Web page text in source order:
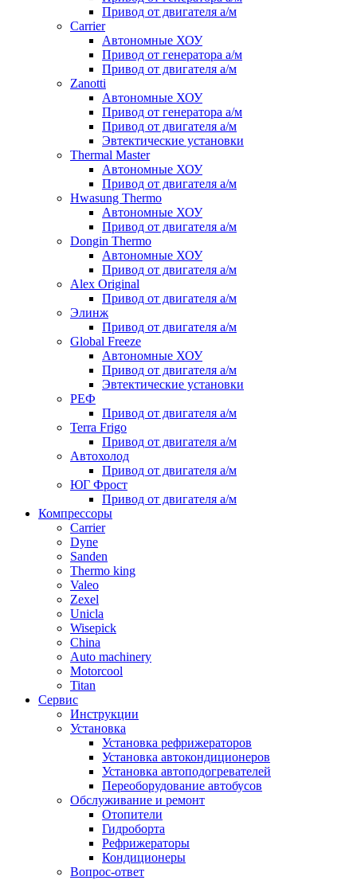
Привод от двигателя а/м
Carrier
Автономные ХОУ
Привод от генератора а/м
Привод от двигателя а/м
Zanotti
Автономные ХОУ
Привод от генератора а/м
Привод от двигателя а/м
Эвтектические установки
Thermal Master
Автономные ХОУ
Привод от двигателя а/м
Hwasung Thermo
Автономные ХОУ
Привод от двигателя а/м
Dongin Thermo
Автономные ХОУ
Привод от двигателя а/м
Alex Original
Привод от двигателя а/м
Элинж
Привод от двигателя а/м
Global Freeze
Автономные ХОУ
Привод от двигателя а/м
Эвтектические установки
РЕФ
Привод от двигателя а/м
Terra Frigo
Привод от двигателя а/м
Автохолод
Привод от двигателя а/м
ЮГ Фрост
Привод от двигателя а/м
Компрессоры
Carrier
Dyne
Sanden
Thermo king
Valeo
Zexel
Unicla
Wisepick
China
Auto machinery
Motorcool
Titan
Сервис
Инструкции
Установка
Установка рефрижераторов
Установка автокондиционеров
Установка автоподогревателей
Переоборудование автобусов
Обслуживание и ремонт
Отопители
Гидроборта
Рефрижераторы
Кондиционеры
Вопрос-ответ